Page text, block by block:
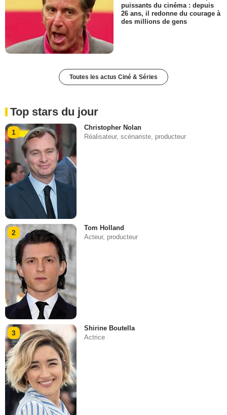
puissants du cinéma : depuis
26 ans, il redonne du courage à
des millions de gens
Toutes les actus Ciné & Séries
Top stars du jour
1
Christopher Nolan
Réalisateur, scénariste, producteur
2
Tom Holland
Acteur, producteur
3
Shirine Boutella
Actrice